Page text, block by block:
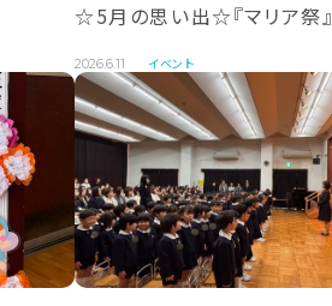
☆5月の思い出☆『マリア祭』
2026.6.11 イベント